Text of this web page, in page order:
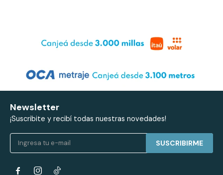
Newsletter
¡Suscribite y recibí todas nuestras novedades!
SUSCRIBIRME
 